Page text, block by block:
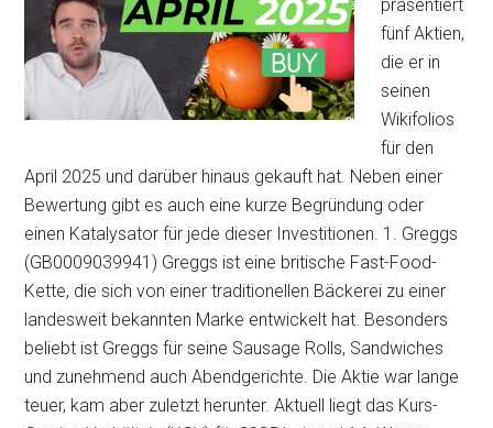
präsentiert
fünf Aktien,
die er in
seinen
Wikifolios
für den
April 2025 und darüber hinaus gekauft hat. Neben einer
Bewertung gibt es auch eine kurze Begründung oder
einen Katalysator für jede dieser Investitionen. 1. Greggs
(GB0009039941) Greggs ist eine britische Fast-Food-
Kette, die sich von einer traditionellen Bäckerei zu einer
landesweit bekannten Marke entwickelt hat. Besonders
beliebt ist Greggs für seine Sausage Rolls, Sandwiches
und zunehmend auch Abendgerichte. Die Aktie war lange
teuer, kam aber zuletzt herunter. Aktuell liegt das Kurs-